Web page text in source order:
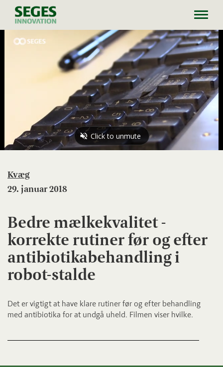
Kvæg
29. januar 2018
Bedre mælkekvalitet -
korrekte rutiner før og efter
antibiotikabehandling i
robot-stalde
Det er vigtigt at have klare rutiner før og efter behandling
med antibiotika for at undgå uheld. Filmen viser hvilke.